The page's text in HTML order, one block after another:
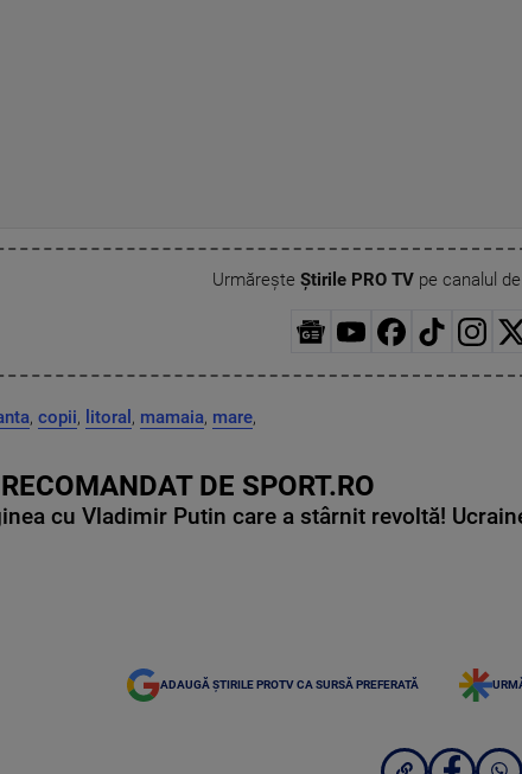
Urmărește Știrile PRO TVpe canalul
, copii, litoral , mamaia, mare,
DE SPORT.RO
cu Vladimir Putin care a stârnit revoltă!
ADAUGĂ ȘTIRILE PROTV CA SURSĂ PREFERATĂ